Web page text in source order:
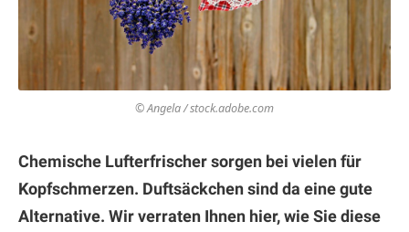
© Angela / stock.adobe.com
Chemische Lufterfrischer sorgen bei vielen für
Kopfschmerzen. Duftsäckchen sind da eine gute
Alternative. Wir verraten Ihnen hier, wie Sie diese